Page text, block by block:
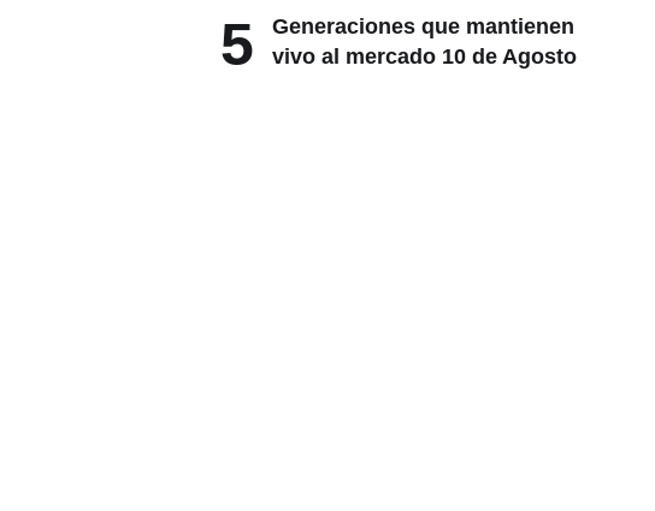
5
Generaciones que mantienen
vivo al mercado 10 de Agosto